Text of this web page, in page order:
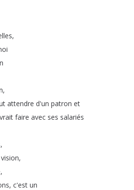
,
,
attendre d'un patron et
faire avec ses salariés
,
vision,
,
, c'est un